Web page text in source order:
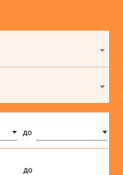
до
до